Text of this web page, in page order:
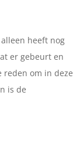
heeft nog
er gebeurt en
reden om in deze
is de